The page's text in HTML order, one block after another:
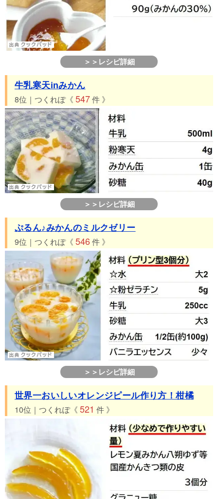
＞＞レシピ詳細
牛乳寒天inみかん
8位｜つくれぽ《 547件 》
＞＞レシピ詳細
ぷるん♪みかんのミルクゼリー
9位｜つくれぽ《 546件 》
＞＞レシピ詳細
世界一おいしいオレンジピール作り方！柑橘
10位｜つくれぽ《 521 件 》